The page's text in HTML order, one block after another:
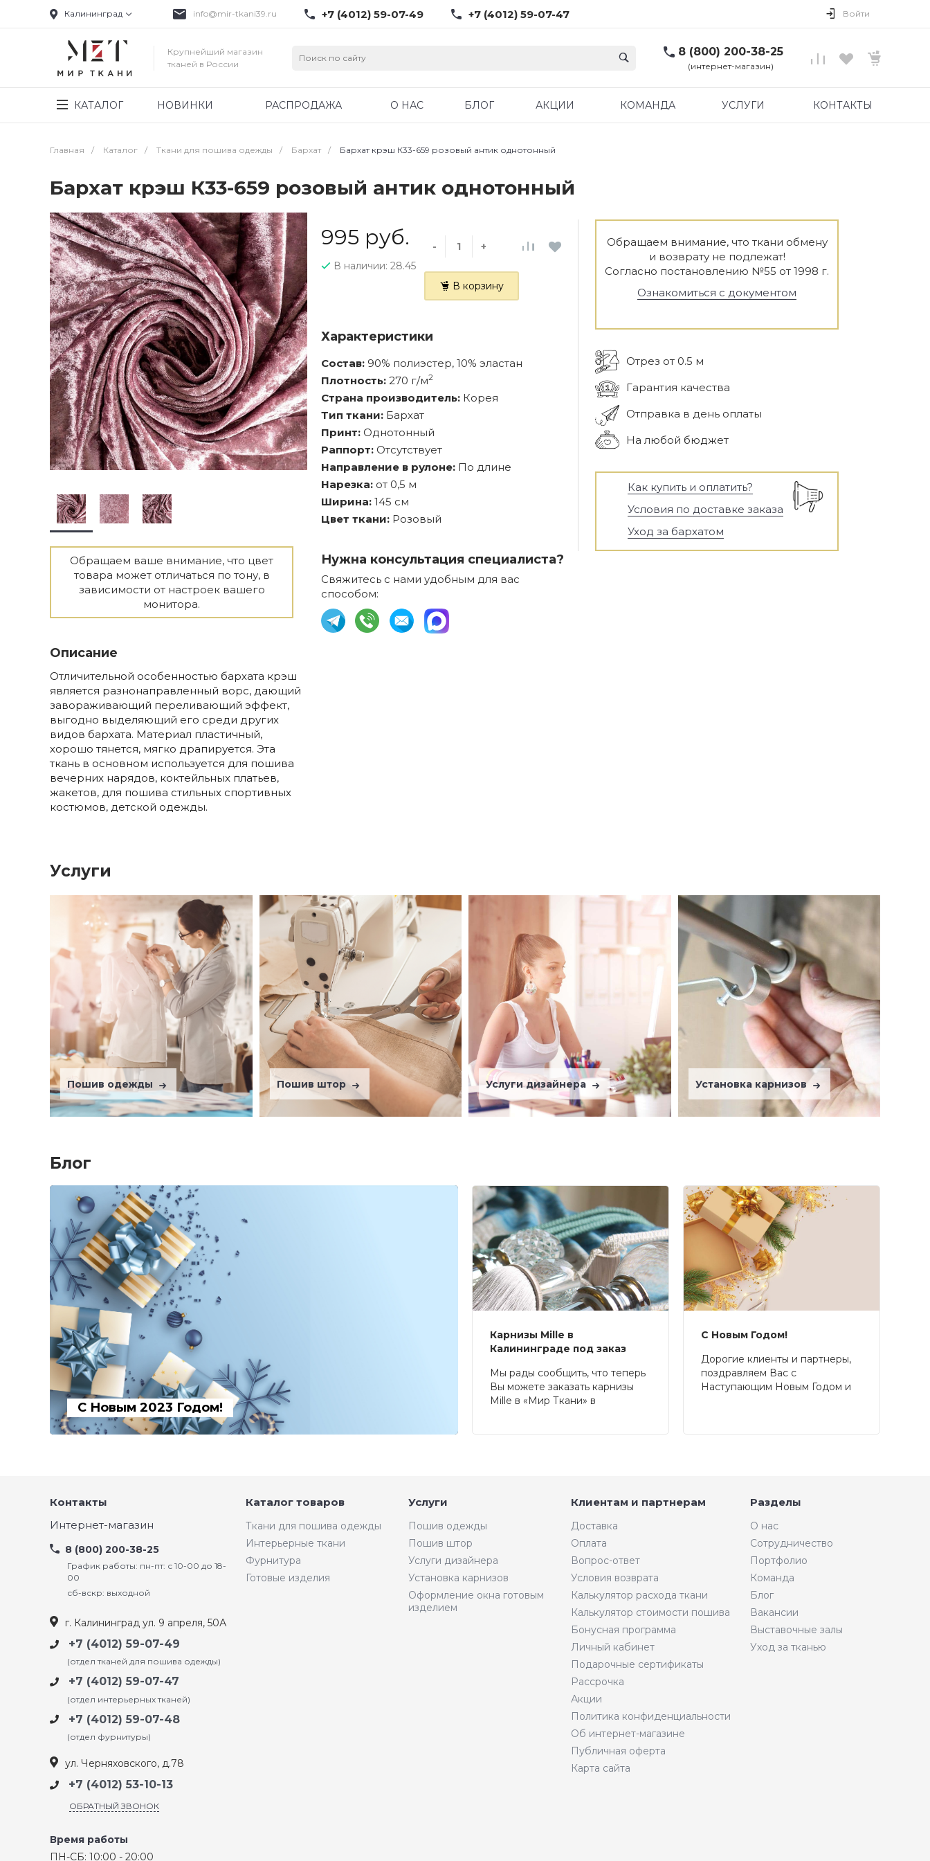
Калининград info@mir-tkani39.ru +7 (4012) 59-07-49 +7 (4012) 59-07-47 Войти
Крупнейший магазин
тканей в России
8 (800) 200-38-25
(интернет-магазин)
КАТАЛОГ НОВИНКИ РАСПРОДАЖА О НАС БЛОГ АКЦИИ КОМАНДА УСЛУГИ КОНТАКТЫ
Главная / Каталог / Ткани для пошива одежды / Бархат / Бархат крэш К33-659 розовый антик однотонный
Бархат крэш К33-659 розовый антик однотонный
Обращаем ваше внимание, что цвет
товара может отличаться по тону, в
зависимости от настроек вашего
монитора.
Описание
Отличительной особенностью бархата крэш
является разнонаправленный ворс, дающий
завораживающий переливающий эффект,
выгодно выделяющий его среди других
видов бархата. Материал пластичный,
хорошо тянется, мягко драпируется. Эта
ткань в основном используется для пошива
вечерних нарядов, коктейльных платьев,
жакетов, для пошива стильных спортивных
костюмов, детской одежды.
995 руб.
В наличии: 28.45
- +
В корзину
Характеристики
Состав: 90% полиэстер, 10% эластан
Плотность: 270 г/м2
Страна производитель: Корея
Тип ткани: Бархат
Принт: Однотонный
Раппорт: Отсутствует
Направление в рулоне: По длине
Нарезка: от 0,5 м
Ширина: 145 см
Цвет ткани: Розовый
Нужна консультация специалиста?
Свяжитесь с нами удобным для вас
способом:
Обращаем внимание, что ткани обмену
и возврату не подлежат!
Согласно постановлению №55 от 1998 г.
Ознакомиться с документом
Отрез от 0.5 м
Гарантия качества
Отправка в день оплаты
На любой бюджет
Как купить и оплатить?
Условия по доставке заказа
Уход за бархатом
Услуги
Пошив одежды Пошив штор Услуги дизайнера Установка карнизов
Блог
С Новым 2023 Годом!
Карнизы Mille в
Калининграде под заказ
Мы рады сообщить, что теперь
Вы можете заказать карнизы
Mille в «Мир Ткани» в
С Новым Годом!
Дорогие клиенты и партнеры,
поздравляем Вас с
Наступающим Новым Годом и
Контакты
Интернет-магазин
8 (800) 200-38-25
График работы: пн-пт: с 10-00 до 18-
00
сб-вскр: выходной
г. Калининград ул. 9 апреля, 50А
+7 (4012) 59-07-49
(отдел тканей для пошива одежды)
+7 (4012) 59-07-47
(отдел интерьерных тканей)
+7 (4012) 59-07-48
(отдел фурнитуры)
ул. Черняховского, д.78
+7 (4012) 53-10-13
ОБРАТНЫЙ ЗВОНОК
Время работы
ПН-СБ: 10:00 - 20:00
Каталог товаров
Ткани для пошива одежды
Интерьерные ткани
Фурнитура
Готовые изделия
Услуги
Пошив одежды
Пошив штор
Услуги дизайнера
Установка карнизов
Оформление окна готовым
изделием
Клиентам и партнерам
Доставка
Оплата
Вопрос-ответ
Условия возврата
Калькулятор расхода ткани
Калькулятор стоимости пошива
Бонусная программа
Личный кабинет
Подарочные сертификаты
Рассрочка
Акции
Политика конфиденциальности
Об интернет-магазине
Публичная оферта
Карта сайта
Разделы
О нас
Сотрудничество
Портфолио
Команда
Блог
Вакансии
Выставочные залы
Уход за тканью